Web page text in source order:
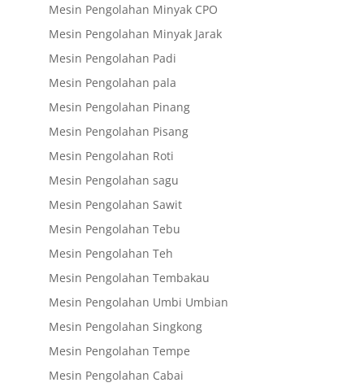
Mesin Pengolahan Minyak CPO
Mesin Pengolahan Minyak Jarak
Mesin Pengolahan Padi
Mesin Pengolahan pala
Mesin Pengolahan Pinang
Mesin Pengolahan Pisang
Mesin Pengolahan Roti
Mesin Pengolahan sagu
Mesin Pengolahan Sawit
Mesin Pengolahan Tebu
Mesin Pengolahan Teh
Mesin Pengolahan Tembakau
Mesin Pengolahan Umbi Umbian
Mesin Pengolahan Singkong
Mesin Pengolahan Tempe
Mesin Pengolahan Cabai